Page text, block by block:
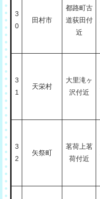
3
0
田村市
都路町古
道荻田付
近
3
1
天栄村
大里滝ヶ
沢付近
3
2
矢祭町
茗荷上茗
荷付近